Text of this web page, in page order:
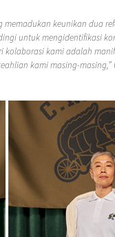
keunikan dua
untuk mengidentifikasi
kolaborasi kami adalah
kami masing-masing,”